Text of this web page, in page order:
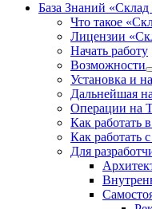
База Знаний «Склад
Что такое
Лицензии
Начать работу
Возможности
Установка и
Дальнейшая
Операции на
Как работать
Как работать
Для